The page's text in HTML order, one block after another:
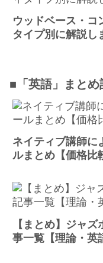
ウッドベース・コ
タイプ別に解説し
■「英語」まと
ネイティブ講師に
ルまとめ【価格比
【まとめ】ジャ
事一覧【理論・英